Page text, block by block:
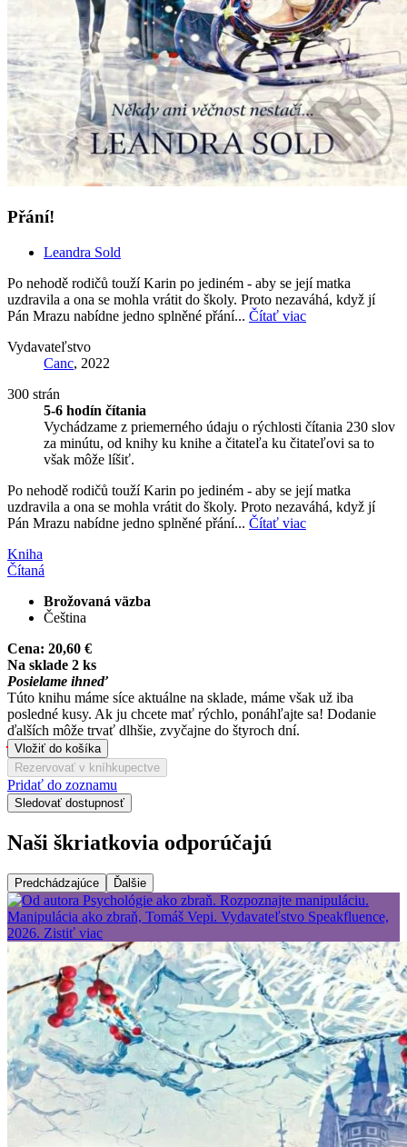
Přání!
Leandra Sold
Po nehodě rodičů touží Karin po jediném - aby se její matka
uzdravila a ona se mohla vrátit do školy. Proto nezaváhá, když jí
Pán Mrazu nabídne jedno splněné přání... Čítať viac
Vydavateľstvo
Canc, 2022
300 strán
5-6 hodín čítania
Vychádzame z priemerného údaju o rýchlosti čítania 230 slov
za minútu, od knihy ku knihe a čitateľa ku čitateľovi sa to
však môže líšiť.
Po nehodě rodičů touží Karin po jediném - aby se její matka
uzdravila a ona se mohla vrátit do školy. Proto nezaváhá, když jí
Pán Mrazu nabídne jedno splněné přání... Čítať viac
Kniha
Čítaná
Brožovaná väzba
Čeština
Cena: 20,60 €
Na sklade 2 ks
Posielame ihneď
Túto knihu máme síce aktuálne na sklade, máme však už iba
posledné kusy. Ak ju chcete mať rýchlo, ponáhľajte sa! Dodanie
ďalších môže trvať dlhšie, zvyčajne do štyroch dní.
Vložiť do košíka
Rezervovať v kníhkupectve
Pridať do zoznamu
Sledovať dostupnosť
Naši škriatkovia odporúčajú
Predchádzajúce Ďalšie